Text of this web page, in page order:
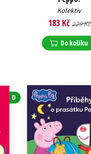
Kolektiv
183 Kč 229 Kč
Do košíku
D